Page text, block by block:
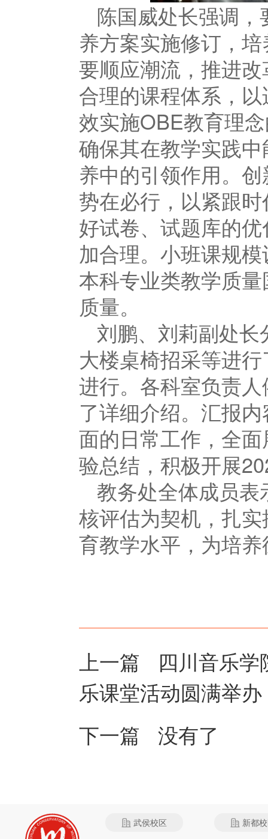
陈国威处长强调
养方案实施修订，
要顺应潮流，推进
合理的课程体系，
效实施OBE教育理
确保其在教学实践
养中的引领作用。
势在必行，以紧跟
好试卷、试题库的
加合理。小班课规
本科专业类教学质
质量。
刘鹏、刘莉副处
大楼桌椅招采等进
进行。 各科室负责
了详细介绍。汇报
面的日常工作，全
验总结，积极开展
教务处全体成员
核评估为契机，扎
育教学水平，为培
上一篇 四川音乐
乐课堂活动圆满举办
下一篇 没有了
武侯校区 新都